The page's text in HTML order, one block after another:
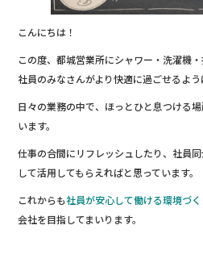
こんにちは！
この度、都城営業所にシャワー・洗濯機
社員のみなさんがより快適に過ごせるよう
日々の業務の中で、ほっとひと息つける
います。
仕事の合間にリフレッシュしたり、社員
して活用してもらえればと思っています。
これからも社員が安心して働ける環境づ
会社を目指してまいります。